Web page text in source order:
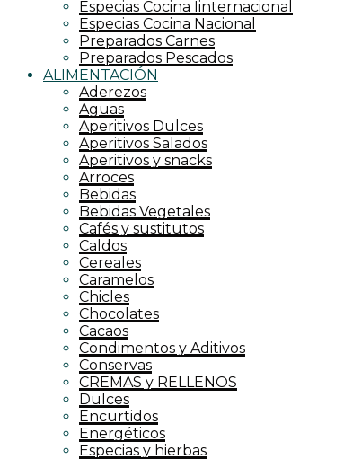
Especias Cocina Iinternacional
Especias Cocina Nacional
Preparados Carnes
Preparados Pescados
ALIMENTACIÓN
Aderezos
Aguas
Aperitivos Dulces
Aperitivos Salados
Aperitivos y snacks
Arroces
Bebidas
Bebidas Vegetales
Cafés y sustitutos
Caldos
Cereales
Caramelos
Chicles
Chocolates
Cacaos
Condimentos y Aditivos
Conservas
CREMAS y RELLENOS
Dulces
Encurtidos
Energéticos
Especias y hierbas